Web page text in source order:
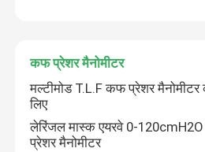
कफ प्रेशर मैनोमीटर
मल्टीमोड T.L.F कफ प्रेशर
लिए
लेरिंजल मास्क एयरवे 0-
प्रेशर मैनोमीटर